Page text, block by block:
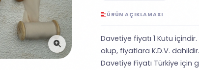
ÜRÜN AÇIKLAMASI
Davetiye fiyatı 1 Kutu
olup, fiyatlara K.D.V. dahildir.
Davetiye Fiyatı Türkiye için